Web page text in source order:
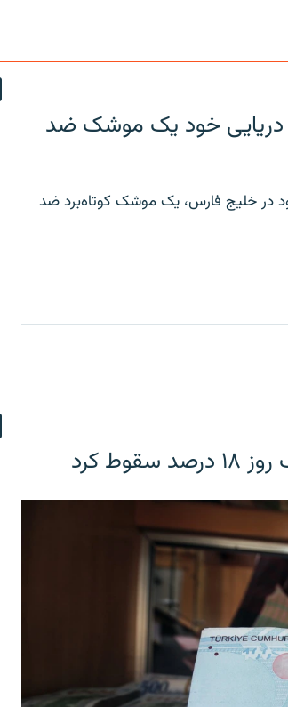
دریایی خود یک موشک ضد
در خلیج فارس، یک موشک کوتاه‌برد ضد
کرد